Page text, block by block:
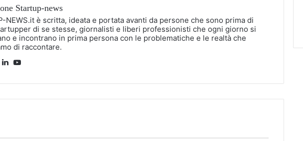
Startup-news
NEWS.it è scritta, ideata e portata avanti da persone che sono prima di
di se stesse, giornalisti e liberi professionisti che ogni giorno si
e incontrano in prima persona con le problematiche e le realtà che
di raccontare.
X LinkedIn